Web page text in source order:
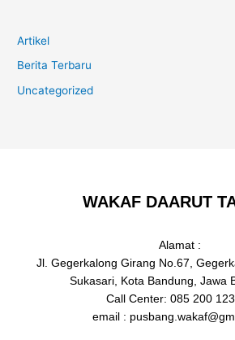
Artikel
Berita Terbaru
Uncategorized
WAKAF DAARUT
Alamat :
Jl. Gegerkalong Girang No.67,
Sukasari, Kota Bandung, Jawa
Call Center: 085 200
email :